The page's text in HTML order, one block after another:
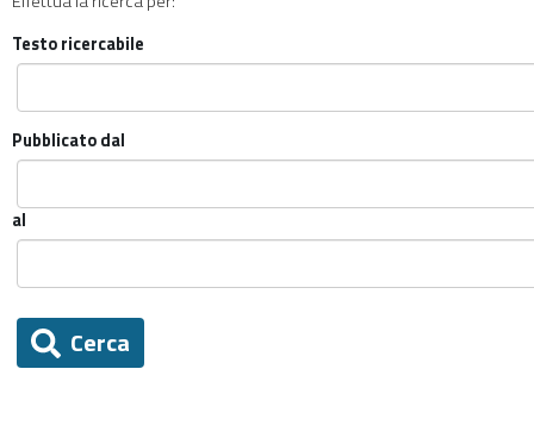
Testo ricercabile
Pubblicato dal
al